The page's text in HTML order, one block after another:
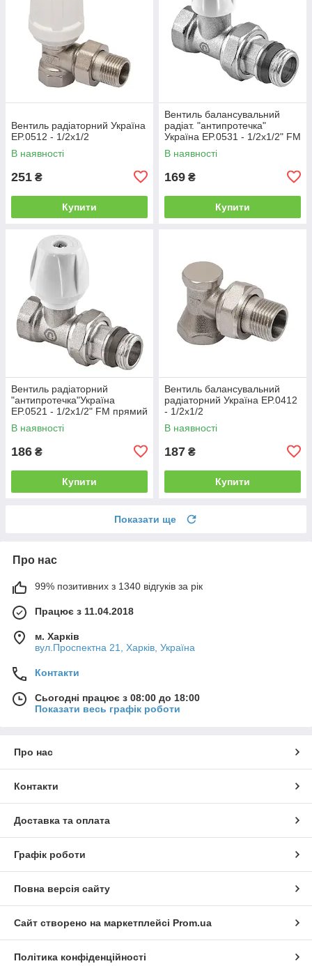
Вентиль радіаторний Україна
EP.0512 - 1/2x1/2
В наявності
251 ₴
Купити
Вентиль балансувальний
радіат. "антипротечка"
Україна EP.0531 - 1/2x1/2" FM
прямий
В наявності
169 ₴
Купити
Вентиль радіаторний
"антипротечка"Україна
EP.0521 - 1/2x1/2" FM прямий
В наявності
186 ₴
Купити
Вентиль балансувальний
радіаторний Україна EP.0412
- 1/2x1/2
В наявності
187 ₴
Купити
Показати ще
Про нас
99% позитивних з 1340 відгуків за рік
Працює з 11.04.2018
м. Харків
вул.Проспектна 21, Харків, Україна
Контакти
Сьогодні працює з 08:00 до 18:00
Показати весь графік роботи
Про нас
Контакти
Доставка та оплата
Графік роботи
Повна версія сайту
Сайт створено на маркетплейсі Prom.ua
Політика конфіденційності